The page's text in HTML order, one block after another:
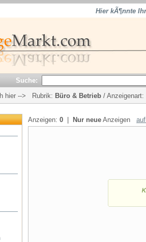
Hier kÃ¶nnte
Suche:
hier --> Rubrik: Büro & Betrieb / Anzeigenart:
Anzeigen: 0 Nur neue Anzeigen